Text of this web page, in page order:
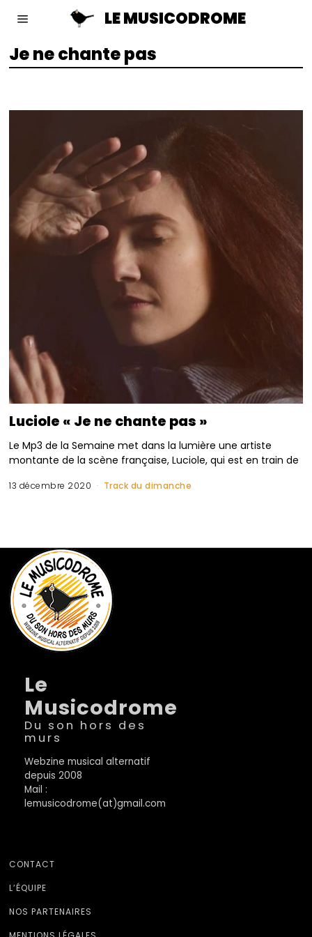
LE MUSICODROME
Je ne chante pas
Luciole « Je ne chante pas »
Le Mp3 de la Semaine met dans la lumière une artiste
montante de la scène française, Luciole, qui est en train de
13 décembre 2020 Track du dimanche
Le
Musicodrome
Du son hors des
murs
Webzine musical alternatif
depuis 2008
Mail :
lemusicodrome(at)gmail.com
CONTACT
L’ÉQUIPE
NOS PARTENAIRES